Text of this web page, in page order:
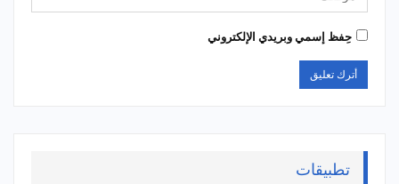
حِفظ إسمي وبريدي الإلكتروني
تطبيقات